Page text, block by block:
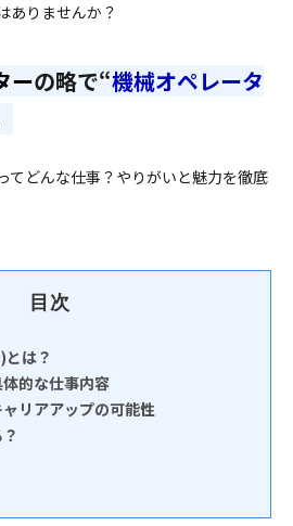
ありませんか？
ーの略で“機械オペレータ
てどんな仕事？やりがいと魅力を徹底
目次
は？
的な仕事内容
リアアップの可能性